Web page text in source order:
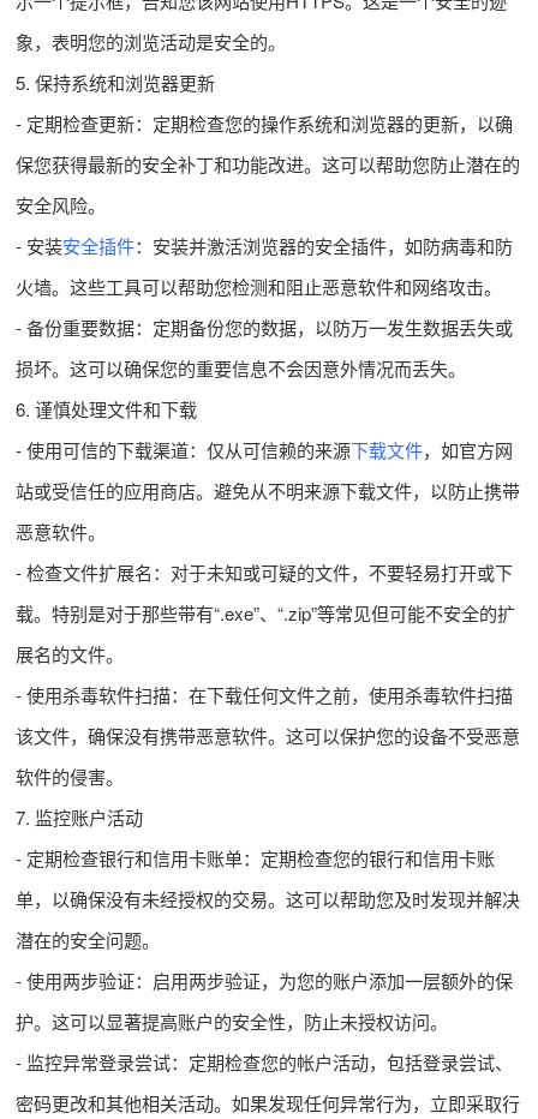
象，表明您的浏览活动是安全的。
5. 保持系统和浏览器更新
- 定期检查更新：定期检查您的操作系统和浏览器的更新，以确
保您获得最新的安全补丁和功能改进。这可以帮助您防止潜在的
安全风险。
- 安装安全插件：安装并激活浏览器的安全插件，如防病毒和防
火墙。这些工具可以帮助您检测和阻止恶意软件和网络攻击。
- 备份重要数据：定期备份您的数据，以防万一发生数据丢失或
损坏。这可以确保您的重要信息不会因意外情况而丢失。
6. 谨慎处理文件和下载
- 使用可信的下载渠道：仅从可信赖的来源下载文件，如官方网
站或受信任的应用商店。避免从不明来源下载文件，以防止携带
恶意软件。
- 检查文件扩展名：对于未知或可疑的文件，不要轻易打开或下
载。特别是对于那些带有“.exe”、“.zip”等常见但可能不安全的扩
展名的文件。
- 使用杀毒软件扫描：在下载任何文件之前，使用杀毒软件扫描
该文件，确保没有携带恶意软件。这可以保护您的设备不受恶意
软件的侵害。
7. 监控账户活动
- 定期检查银行和信用卡账单：定期检查您的银行和信用卡账
单，以确保没有未经授权的交易。这可以帮助您及时发现并解决
潜在的安全问题。
- 使用两步验证：启用两步验证，为您的账户添加一层额外的保
护。这可以显著提高账户的安全性，防止未授权访问。
- 监控异常登录尝试：定期检查您的帐户活动，包括登录尝试、
密码更改和其他相关活动。如果发现任何异常行为，立即采取行